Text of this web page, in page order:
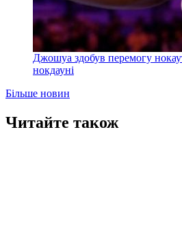
Джошуа здобув перемогу
нокдауні
Більше новин
Читайте також